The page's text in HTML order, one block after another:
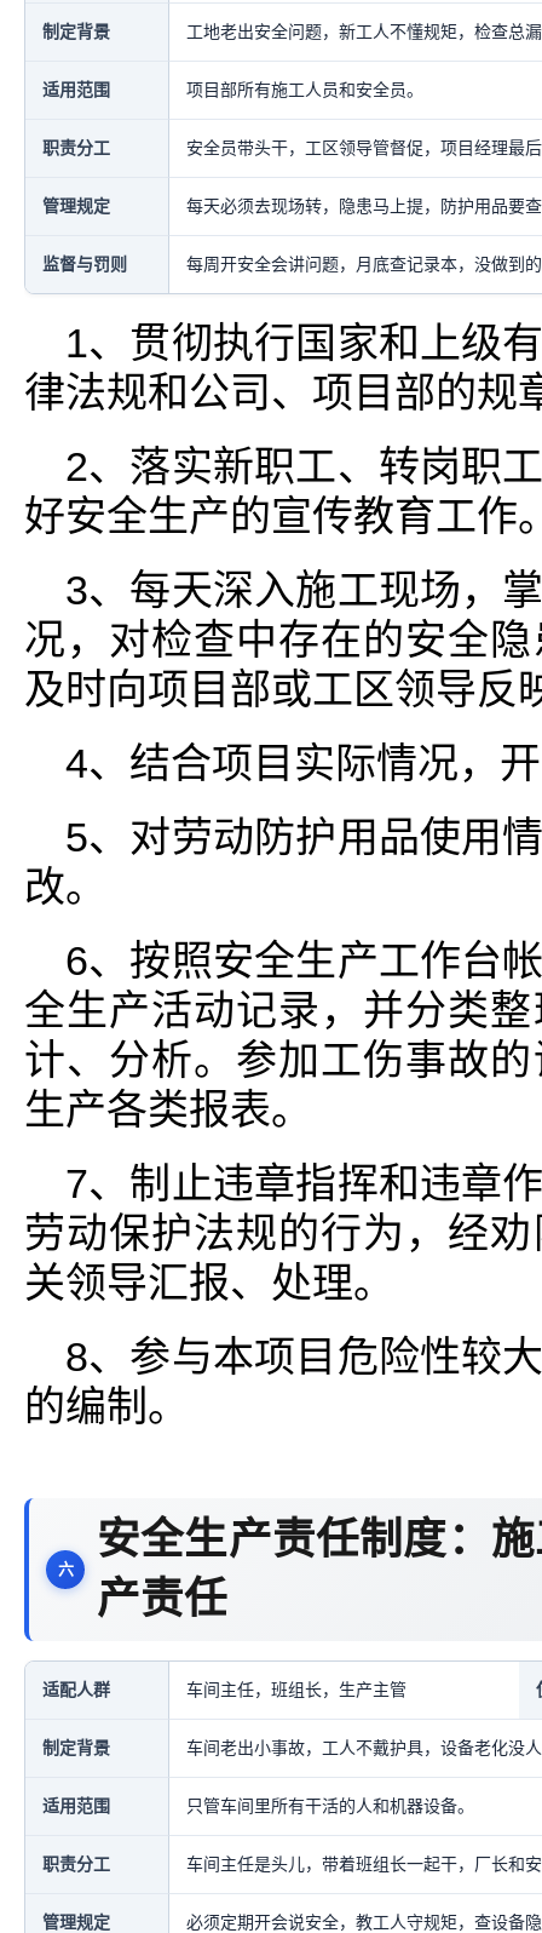
制定背景 工地老出安全问题，新工人不懂规矩，检查总
适用范围 项目部所有施工人员和安全员。
职责分工 安全员带头干，工区领导管督促，项目经理最
管理规定 每天必须去现场转，隐患马上提，防护用品要
监督与罚则 每周开安全会讲问题，月底查记录本，没做到
1、贯彻执行国家和上级
律法规和公司、项目部的规
2、落实新职工、转岗职
好安全生产的宣传教育工作
3、每天深入施工现场，
况，对检查中存在的安全
及时向项目部或工区领导反
4、结合项目实际情况，
5、对劳动防护用品使用
改。
6、按照安全生产工作台
全生产活动记录，并分类
计、分析。参加工伤事故
生产各类报表。
7、制止违章指挥和违章
劳动保护法规的行为，经
关领导汇报、处理。
8、参与本项目危险性较
的编制。
安全生产责任制度：
产责任
适配人群 车间主任，班组长，生产主管
制定背景 车间老出小事故，工人不戴护具，设备老化没
适用范围 只管车间里所有干活的人和机器设备。
职责分工 车间主任是头儿，带着班组长一起干，厂长和
管理规定 必须定期开会说安全，教工人守规矩，查设备